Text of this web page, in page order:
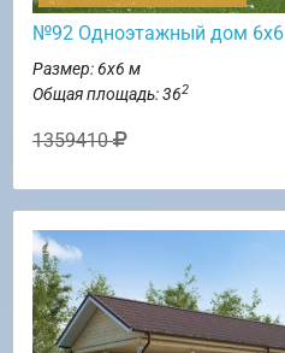
№92 Одноэтажный дом 6х6
Размер: 6х6 м
Общая площадь: 362
1359410